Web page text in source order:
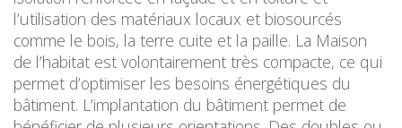
l’utilisation des matériaux locaux et biosourcés
comme le bois, la terre cuite et la paille. La Maison
de l’habitat est volontairement très compacte, ce qui
permet d’optimiser les besoins énergétiques du
bâtiment. L’implantation du bâtiment permet de